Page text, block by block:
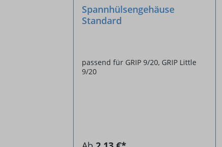
Spannhülsengehäuse
Standard
passend für GRIP 9/20, GRIP Little
9/20